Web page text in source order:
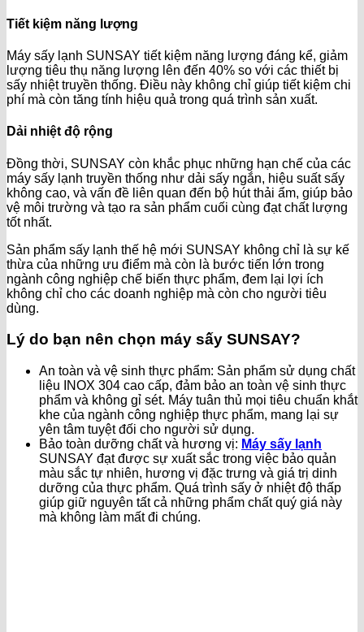
Tiết kiệm năng lượng
Máy sấy lạnh SUNSAY tiết kiệm năng lượng đáng kể, giảm
lượng tiêu thụ năng lượng lên đến 40% so với các thiết bị
sấy nhiệt truyền thống. Điều này không chỉ giúp tiết kiệm chi
phí mà còn tăng tính hiệu quả trong quá trình sản xuất.
Dải nhiệt độ rộng
Đồng thời, SUNSAY còn khắc phục những hạn chế của các
máy sấy lạnh truyền thống như dải sấy ngắn, hiệu suất sấy
không cao, và vấn đề liên quan đến bộ hút thải ẩm, giúp bảo
vệ môi trường và tạo ra sản phẩm cuối cùng đạt chất lượng
tốt nhất.
Sản phẩm sấy lạnh thế hệ mới SUNSAY không chỉ là sự kế
thừa của những ưu điểm mà còn là bước tiến lớn trong
ngành công nghiệp chế biến thực phẩm, đem lại lợi ích
không chỉ cho các doanh nghiệp mà còn cho người tiêu
dùng.
Lý do bạn nên chọn máy sấy SUNSAY?
An toàn và vệ sinh thực phẩm: Sản phẩm sử dụng chất
liệu INOX 304 cao cấp, đảm bảo an toàn vệ sinh thực
phẩm và không gỉ sét. Máy tuân thủ mọi tiêu chuẩn khắt
khe của ngành công nghiệp thực phẩm, mang lại sự
yên tâm tuyệt đối cho người sử dụng.
Bảo toàn dưỡng chất và hương vị: Máy sấy lạnh
SUNSAY đạt được sự xuất sắc trong việc bảo quản
màu sắc tự nhiên, hương vị đặc trưng và giá trị dinh
dưỡng của thực phẩm. Quá trình sấy ở nhiệt độ thấp
giúp giữ nguyên tất cả những phẩm chất quý giá này
mà không làm mất đi chúng.